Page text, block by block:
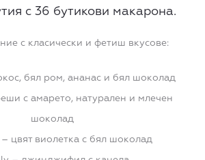
с 36 бутикови макарона.
с класически и фетиш вкусове:
бял ром, ананас и бял шоколад
с амарето, натурален и млечен
шоколад
цвят виолетка с бял шоколад